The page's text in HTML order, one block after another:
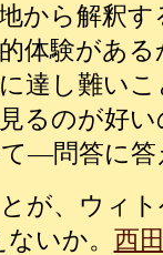
から解釈
体験があ
達し難い
るのが好
—問答に
が、ウィ
いか。 西